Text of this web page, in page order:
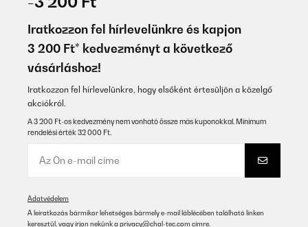
Amazon-Benutzer
Fordítsd le
Atendeu quase todas as expectativas, só tem um simples fato de
Iratkozzon fel hírlevelünkre és kapjon
3 200 Ft* kedvezményt a következő
vásárláshoz!
Iratkozzon fel hírlevelünkre, hogy elsőként értesüljön a közelgő
akciókról.
A 3 200 Ft-os kedvezmény nem vonható össze más kuponokkal. Minimum
rendelési érték 32 000 Ft.
Adatvédelem
A leiratkozás bármikor lehetséges bármely e-mail láblécében található linken
keresztül, vagy írjon nekünk a privacy@chal-tec.com címre.